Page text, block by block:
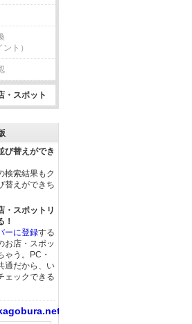
ント）
・スポット
び替えができ
検索結果もク
替えができち
・スポットリ
！
ーに登録する
お店・スポッ
ゃう。PC・
通だから、い
ェックできる